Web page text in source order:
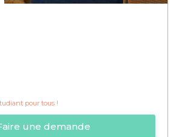
pour tous !
une demande